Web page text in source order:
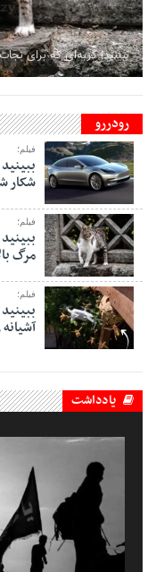
ببینید| گربه‌ای که برای
رودررو
فیلم؛
شکار
فیلم؛
مرگ
فیلم؛
یادداشت